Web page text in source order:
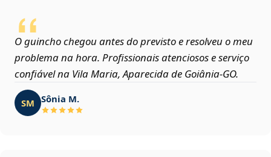
O guincho chegou antes do previsto e resolveu o meu
problema na hora. Profissionais atenciosos e serviço
confiável na Vila Maria, Aparecida de Goiânia‑GO.
SM Sônia M.